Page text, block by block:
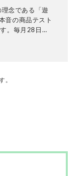
念である「遊
音の商品テスト
。毎月28日発
、11名以上の
。